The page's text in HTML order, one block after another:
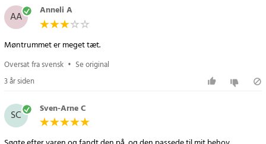
AA Anneli A
Møntrummet er meget tæt.
Oversat fra svensk • Se original
3 år siden
SC Sven-Arne C